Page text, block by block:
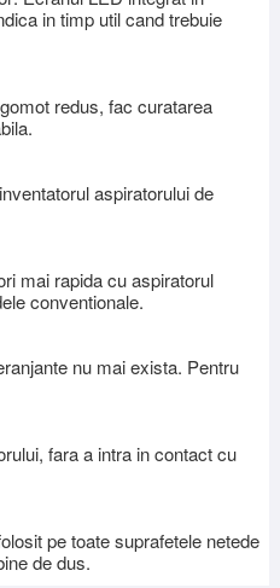
in timp util cand trebuie
redus, fac curatarea
aspiratorului de
mai rapida cu aspiratorul
conventionale.
nu mai exista. Pentru
fara a intra in contact cu
pe toate suprafetele netede
de dus.